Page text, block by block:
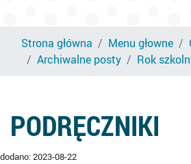
Strona główna Menu głowne
Archiwalne posty
Rok
PODRĘCZNIKI
dodano: 2023-08-22